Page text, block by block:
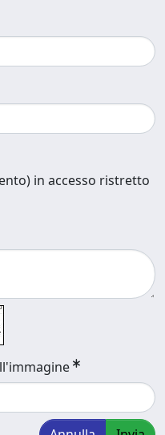
in accesso ristretto